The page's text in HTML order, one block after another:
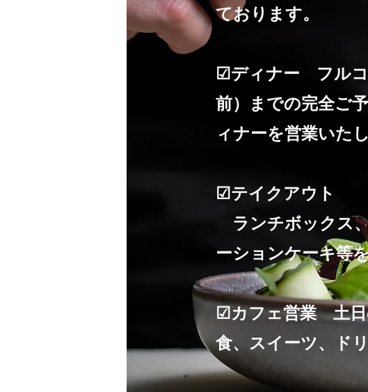
ております。
☑ディナー フルコ
前）までの完全ご
ィナーを営業いたし
☑テイクアウト
ランチボックス
ーションケーキ等
​☑カフェ営業 土日
食、スイーツ、ド